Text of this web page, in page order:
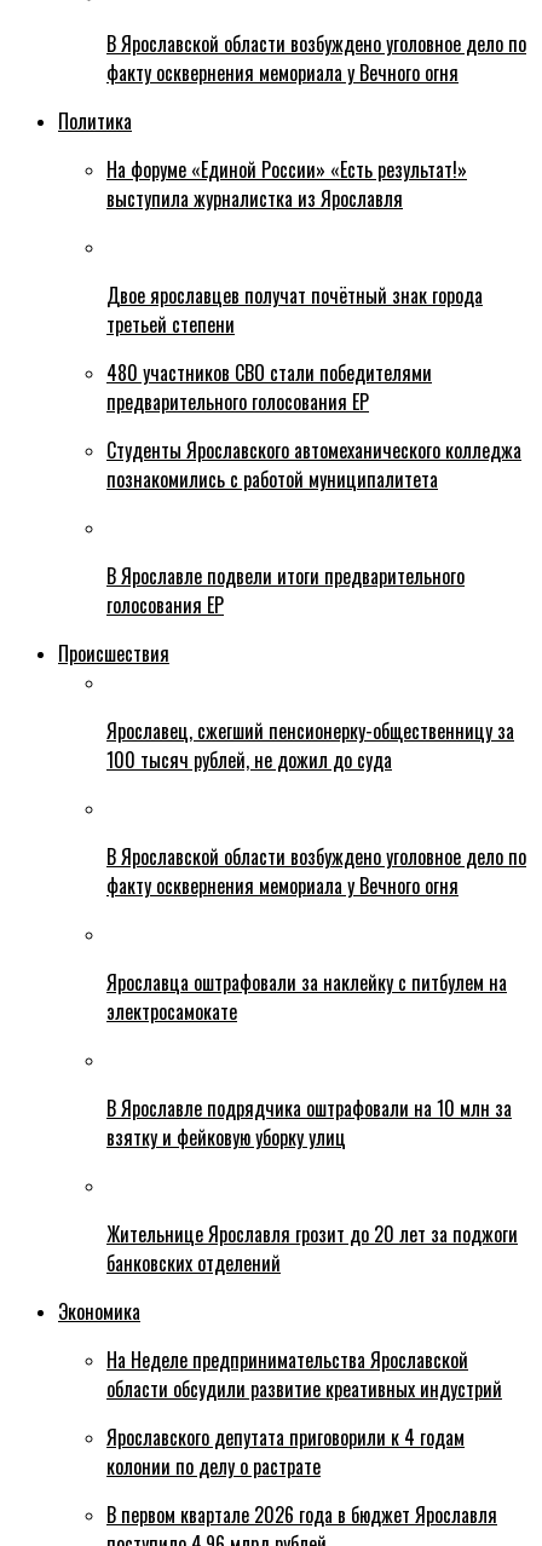
В Ярославской области возбуждено уголовное дело по
факту осквернения мемориала у Вечного огня
Политика
На форуме «Единой России» «Есть результат!»
выступила журналистка из Ярославля
Двое ярославцев получат почётный знак города
третьей степени
480 участников СВО стали победителями
предварительного голосования ЕР
Студенты Ярославского автомеханического колледжа
познакомились с работой муниципалитета
В Ярославле подвели итоги предварительного
голосования ЕР
Происшествия
Ярославец, сжегший пенсионерку-общественницу за
100 тысяч рублей, не дожил до суда
В Ярославской области возбуждено уголовное дело по
факту осквернения мемориала у Вечного огня
Ярославца оштрафовали за наклейку с питбулем на
электросамокате
В Ярославле подрядчика оштрафовали на 10 млн за
взятку и фейковую уборку улиц
Жительнице Ярославля грозит до 20 лет за поджоги
банковских отделений
Экономика
На Неделе предпринимательства Ярославской
области обсудили развитие креативных индустрий
Ярославского депутата приговорили к 4 годам
колонии по делу о растрате
В первом квартале 2026 года в бюджет Ярославля